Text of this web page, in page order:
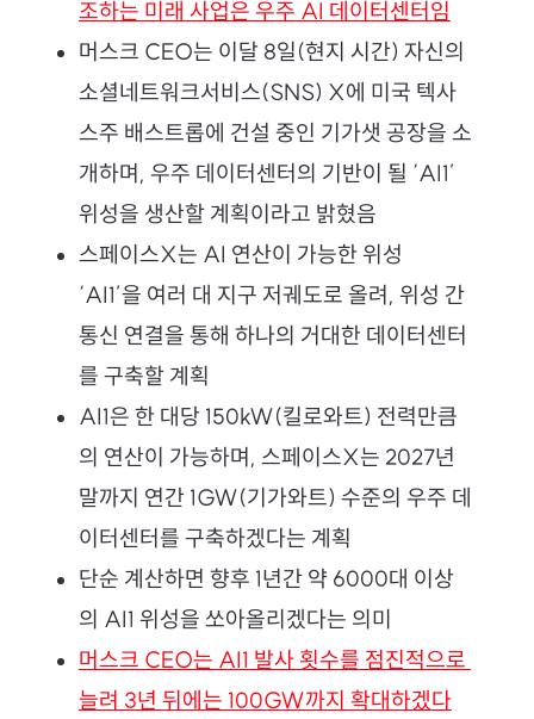
조하는 미래 사업은 우주 AI 데이터센터임
머스크 CEO는 이달 8일(현지 시간) 자신의
소셜네트워크서비스(SNS) X에 미국 텍사
스주 배스트롭에 건설 중인 기가샛 공장을 소
개하며, 우주 데이터센터의 기반이 될 ‘AI1’
위성을 생산할 계획이라고 밝혔음
스페이스X는 AI 연산이 가능한 위성
‘AI1’을 여러 대 지구 저궤도로 올려, 위성 간
통신 연결을 통해 하나의 거대한 데이터센터
를 구축할 계획
AI1은 한 대당 150kW(킬로와트) 전력만큼
의 연산이 가능하며, 스페이스X는 2027년
말까지 연간 1GW(기가와트) 수준의 우주 데
이터센터를 구축하겠다는 계획
단순 계산하면 향후 1년간 약 6000대 이상
의 AI1 위성을 쏘아올리겠다는 의미
머스크 CEO는 AI1 발사 횟수를 점진적으로
늘려 3년 뒤에는 100GW까지 확대하겠다